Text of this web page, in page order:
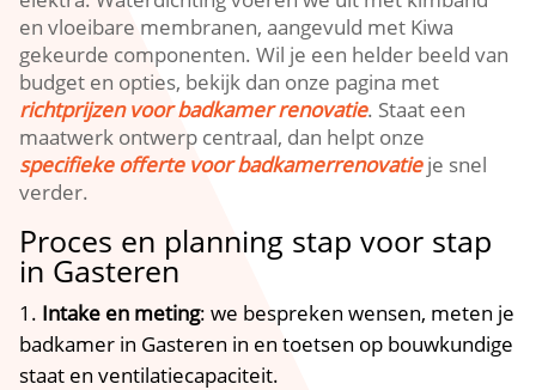
en vloeibare membranen, aangevuld met Kiwa
gekeurde componenten. Wil je een helder beeld van
budget en opties, bekijk dan onze pagina met
richtprijzen voor badkamer renovatie. Staat een
maatwerk ontwerp centraal, dan helpt onze
specifieke offerte voor badkamerrenovatieje snel
verder.
Proces en planning stap voor stap
in Gasteren
Intake en meting: we bespreken wensen, meten je
badkamer in Gasteren in en toetsen op bouwkundige
staat en ventilatiecapaciteit.